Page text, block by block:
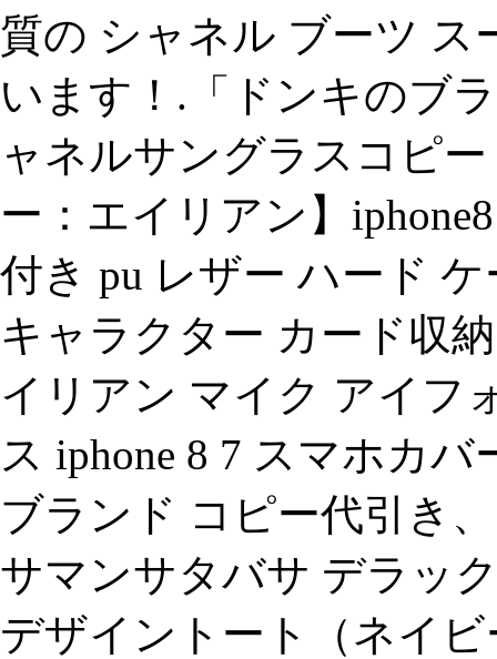
質の シャネル ブーツ ス
います！.「ドンキのブ
ャネルサングラスコピ
ー：エイリアン】
付き pu レザー ハード
キャラクター カード収
イリアン マイク アイフ
ス iphone 8 7 スマホカバ
ブランド コピー代引き
サマンサタバサ デラッ
デザイントート（ネイ